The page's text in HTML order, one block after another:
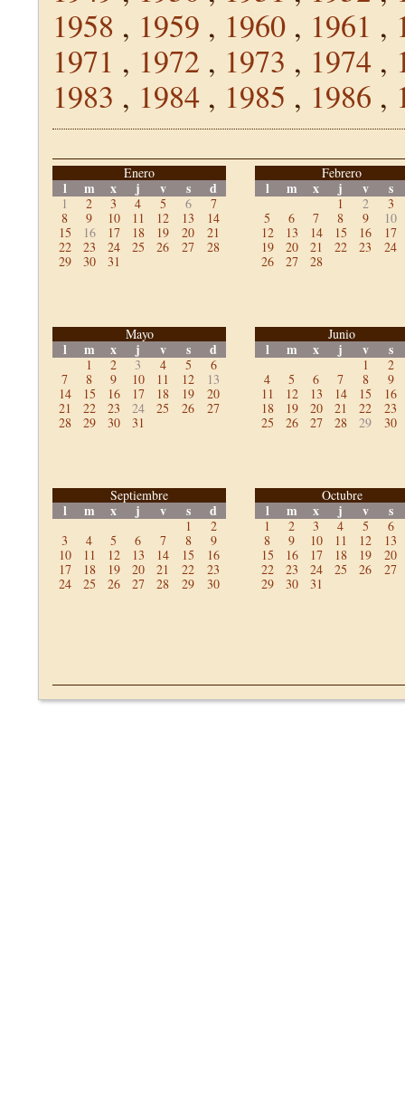
1958 , 1959 , 1960 , 1961 ,
1971 , 1972 , 1973 , 1974 ,
1983 , 1984 , 1985 , 1986 ,
Enero
l m x j v s d
1 2 3 4 5 6
7
8
9 10 11 12 13
14
15
16 17 18 19 20
21
22
23 24 25 26 27
28
29
30 31
Febrero
l m x j v s
1 2
3
5
6 7 8 9
10
12
13 14 15 16
17
19
20 21 22 23
24
26
27 28
Mayo
l m x j v s d
1 2 3 4 5
6
7
8 9 10 11 12
13
14
15 16 17 18 19
20
21
22 23 24 25 26
27
28
29 30 31
Junio
l m x j v s
1
2
4
5 6 7 8
9
11
12 13 14 15
16
18
19 20 21 22
23
25
26 27 28 29 30
Septiembre
l m x j v s d
1
2
3
4 5 6 7 8
9
10
11 12 13 14 15
16
17
18 19 20 21 22
23
24
25 26 27 28 29 30
Octubre
l m x j v s
1 2 3 4 5
6
8
9 10 11 12
13
15
16 17 18 19
20
22
23 24 25 26
27
29
30 31